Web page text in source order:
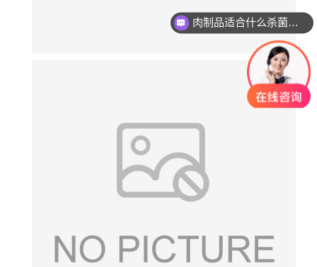
肉制品适合什么杀菌方式?